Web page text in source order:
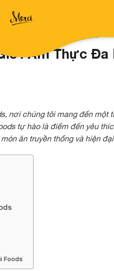
Ẩm Thực Đa
nơi chúng tôi mang đến
tự hào là điểm đến yêu
ăn truyền thống và hiện đại.
Foods